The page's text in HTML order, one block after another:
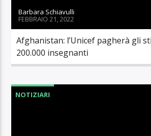
Barbara Schiavulli
FEBBRAIO 21, 2022
Afghanistan: l’Unicef pagherà gli
200.000 insegnanti
NOTIZIARI